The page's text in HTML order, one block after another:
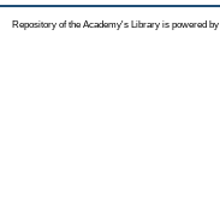
Repository of the Academy's Library is powered by